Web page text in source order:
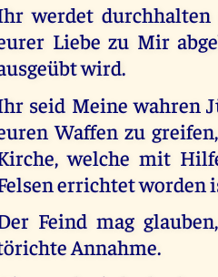
werdet
Liebe zu Mir
wird.
seid Meine wahren
Waffen zu
welche mit
errichtet worden
Feind mag
Annahme.